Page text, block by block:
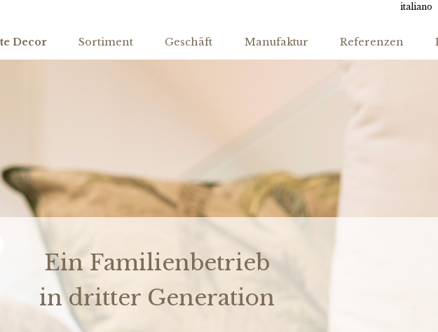
Decor Sortiment Geschäft Manufaktur Referenzen
italiano
Ein Familienbetrieb
in dritter Generation